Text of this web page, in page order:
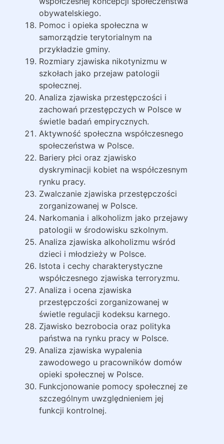
obywatelskiego.
Pomoc i opieka społeczna w
samorządzie terytorialnym na
przykładzie gminy.
Rozmiary zjawiska nikotynizmu w
szkołach jako przejaw patologii
społecznej.
Analiza zjawiska przestępczości i
zachowań przestępczych w Polsce w
świetle badań empirycznych.
Aktywność społeczna współczesnego
społeczeństwa w Polsce.
Bariery płci oraz zjawisko
dyskryminacji kobiet na współczesnym
rynku pracy.
Zwalczanie zjawiska przestępczości
zorganizowanej w Polsce.
Narkomania i alkoholizm jako przejawy
patologii w środowisku szkolnym.
Analiza zjawiska alkoholizmu wśród
dzieci i młodzieży w Polsce.
Istota i cechy charakterystyczne
współczesnego zjawiska terroryzmu.
Analiza i ocena zjawiska
przestępczości zorganizowanej w
świetle regulacji kodeksu karnego.
Zjawisko bezrobocia oraz polityka
państwa na rynku pracy w Polsce.
Analiza zjawiska wypalenia
zawodowego u pracowników domów
opieki społecznej w Polsce.
Funkcjonowanie pomocy społecznej ze
szczególnym uwzględnieniem jej
funkcji kontrolnej.